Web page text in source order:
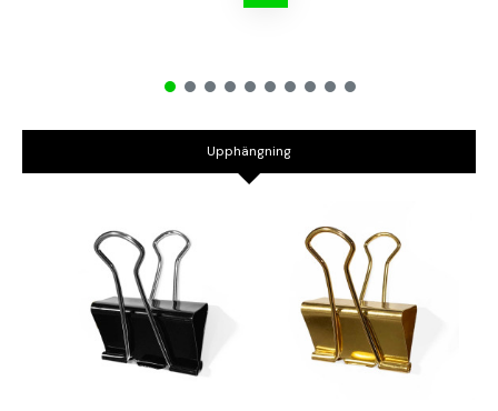
Upphängning